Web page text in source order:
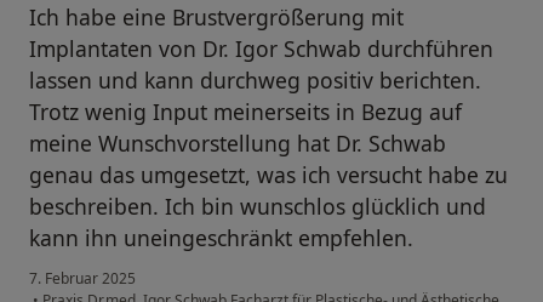
Ich habe eine Brustvergrößerung mit
Implantaten von Dr. Igor Schwab durchführen
lassen und kann durchweg positiv berichten.
Trotz wenig Input meinerseits in Bezug auf
meine Wunschvorstellung hat Dr. Schwab
genau das umgesetzt, was ich versucht habe zu
beschreiben. Ich bin wunschlos glücklich und
kann ihn uneingeschränkt empfehlen.
7. Februar 2025